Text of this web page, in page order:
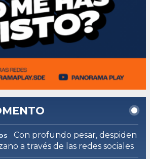
Con profundo pesar, despiden
a través de las redes sociales